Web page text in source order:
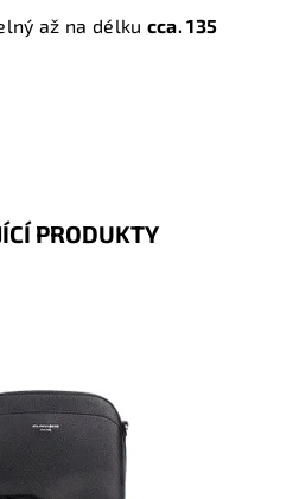
až na délku cca. 135
PRODUKTY
svůj tvar v černé barvě.